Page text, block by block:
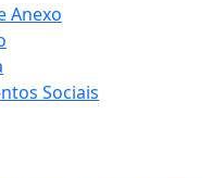
Anexo
Sociais